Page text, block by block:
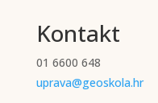
Kontakt
01 6600 648
uprava@geoskola.hr